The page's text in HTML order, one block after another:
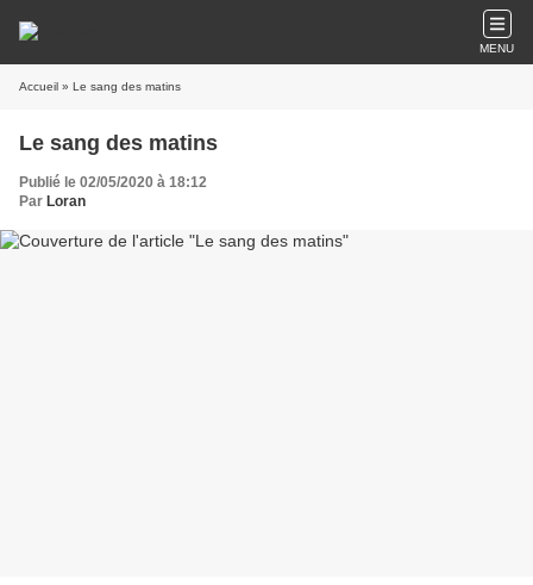
MENU
Accueil » Le sang des matins
Le sang des matins
Publié le 02/05/2020 à 18:12
Par Loran